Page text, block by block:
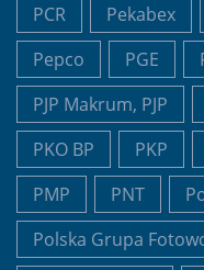
PCR
Pekabex
Pepco
PGE
PJP Makrum, PJP
PKO BP
PKP
PMP
PNT
Polska Grupa